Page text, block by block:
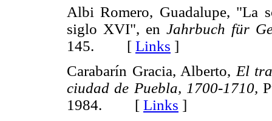
Albi Romero, Guadalupe, "La
siglo XVI", en Jahrbuch für
145. [ Links ]
Carabarín Gracia, Alberto, El
ciudad de Puebla, 1700-1710,
1984. [ Links ]